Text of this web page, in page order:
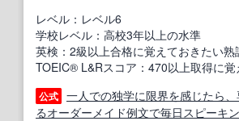
レベル：レベル6
学校レベル：高校3年以上の水準
英検：2級以上合格に覚えておきたい熟
TOEIC® L&Rスコア：470以上取得に
公式 一人での独学に限界を感じたら
るオーダーメイド例文で毎日スピーキ